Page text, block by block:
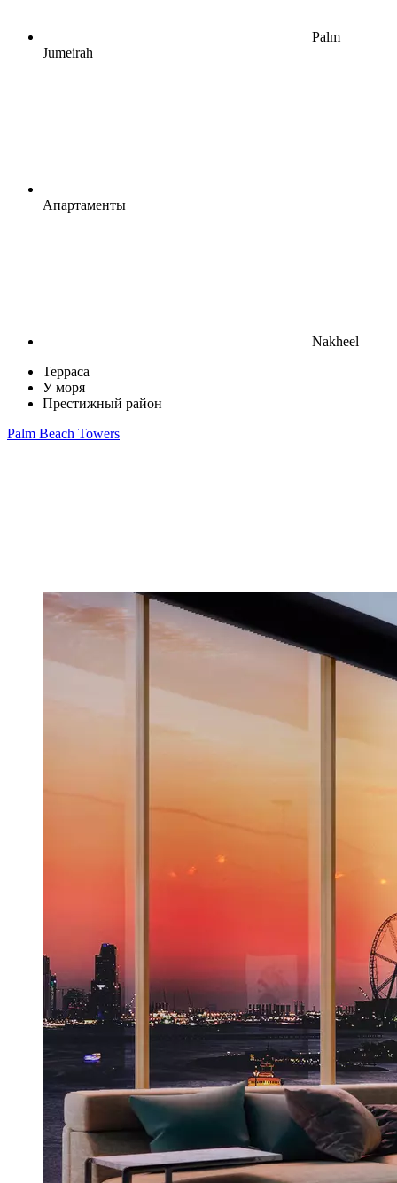
Palm
Jumeirah
Апартаменты
Nakheel
Терраса
У моря
Престижный район
Palm Beach Towers